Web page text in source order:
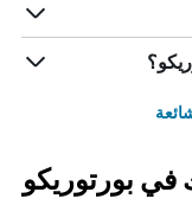
في بورتوريكو